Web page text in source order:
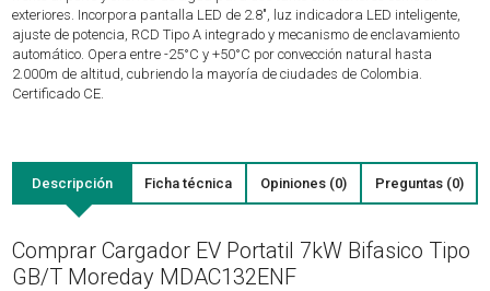
exteriores. Incorpora pantalla LED de 2.8", luz indicadora LED inteligente,
ajuste de potencia, RCD Tipo A integrado y mecanismo de enclavamiento
automático. Opera entre -25°C y +50°C por convección natural hasta
2.000m de altitud, cubriendo la mayoría de ciudades de Colombia.
Certificado CE.
Descripción Ficha técnica Opiniones (0) Preguntas (0)
Comprar Cargador EV Portatil 7kW Bifasico Tipo
GB/T Moreday MDAC132ENF